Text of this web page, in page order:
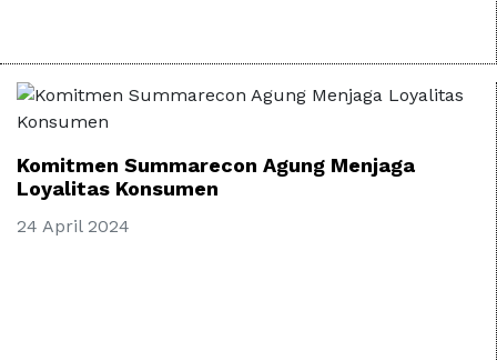
Komitmen Summarecon Agung Menjaga
Loyalitas Konsumen
24 April 2024